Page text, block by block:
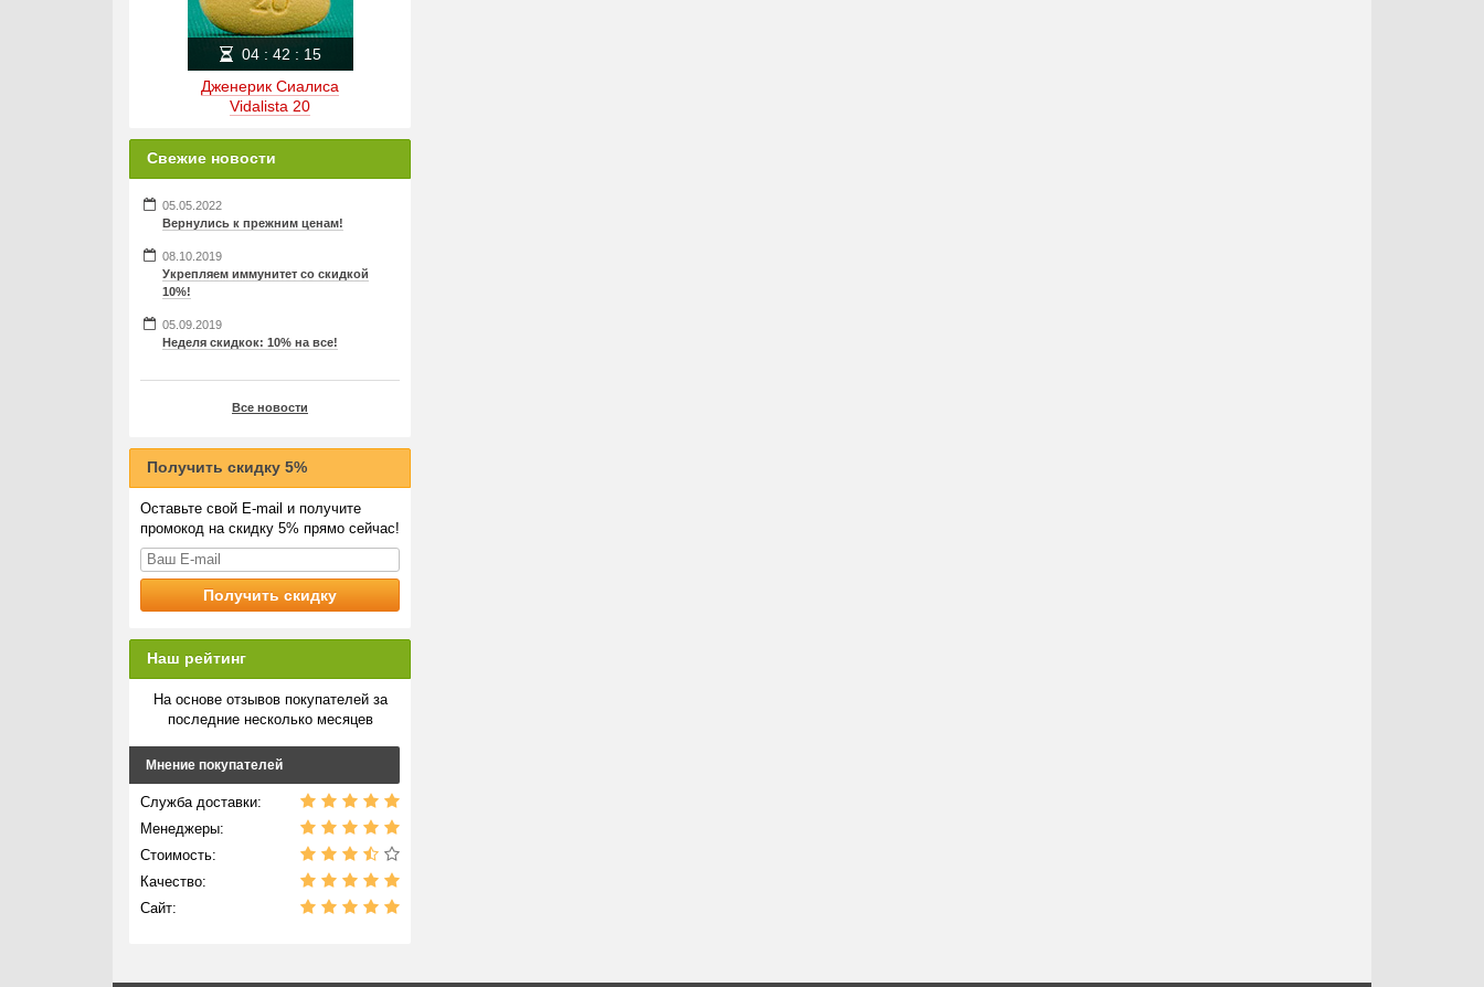
Дженерик Сиалиса
Vidalista 20
04: 42 : 15
Свежие новости
05.05.2022
Вернулись к прежним ценам!
08.10.2019
Укрепляем иммунитет со скидкой
10%!
05.09.2019
Неделя скидкок: 10% на все!
Все новости
Получить скидку 5%
Оставьте свой E-mail и получите
промокод на скидку 5% прямо сейчас!
Наш рейтинг
На основе отзывов покупателей за
последние несколько месяцев
Мнение покупателей
Служба доставки:
Менеджеры:
Стоимость:
Качество:
Сайт: